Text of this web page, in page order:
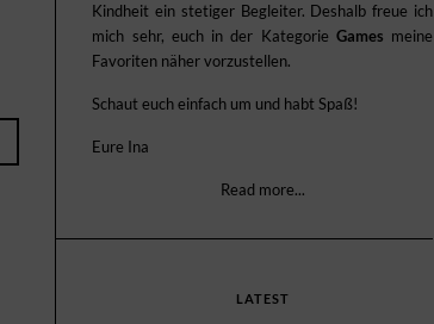
Kindheit ein stetiger Begleiter. Deshalb freue ich
mich sehr, euch in der Kategorie Games meine
Favoriten näher vorzustellen.
Schaut euch einfach um und habt Spaß!
Eure Ina
Read more...
LATEST